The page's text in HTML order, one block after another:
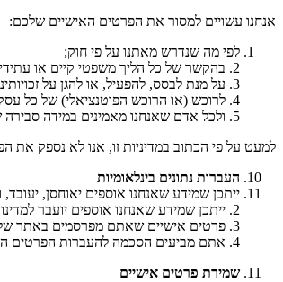
אנחנו עשויים למסור את הפרטים האישיים שלכם:
לפי מה שנדרש מאתנו על פי חוק;
2. בהקשר של כל הליך משפטי קיים או עתידי;
3. על מנת לבסס, להפעיל, או להגן על זכויותינו המשפטיות (כולל אספקה של מידע לאחרים למטרות מניעת הונאה והפחתה של סיכון אשראי);
4. לרוכש (או הרוכש הפוטנציאלי) של כל עסק או רכוש שאנחנו רוכשים (או שוקלים לרכוש);
5. ולכל אדם שאנחנו מאמינים במידה סבירה שעשוי לפנות לבית דין או לכל רשות מוסמכת לצורך מסירה של הפרטים האישיים בהם סביר לדעתנו שאותו בית דין או רשות יורה על מסירה של פרטים אישיים אלה.
למעט על פי הכתוב במדיניות זו, אנו לא נספק את
העברות נתונים בינלאומיות
ייתכן שמידע שאנחנו אוספים יאוחסן,
2. ייתכן שמידע שאנחנו אוספים יועבר למדינות הבאות, להן אין חוקי הגנת נתונים התואמים את אלה הפועלים באזור הכלכלי האירופי: ארצות הברית של אמריקה, רוסיה, יפן, סין, והודו.
3. פרטים אישיים שאתם מפרסמים באתר שלנו או מוסרים לפרסום באתר שלנו עשויים להיות זמינים, באמצעות האינטרנט, מסביב לעולם. אנחנו לא יכולים למנוע את השימוש או השימוש לרעה במידע הזה בידי אחרים.
4. אתם מביעים הסכמה להעברות הפרטים האישיים המתוארות בסעיף ו’ זה.
שמירת פרטים אישיים